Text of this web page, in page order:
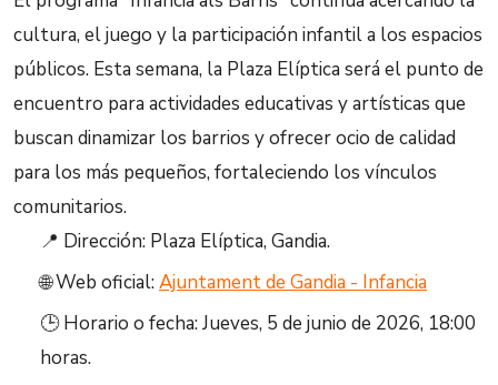
cultura, el juego y la participación infantil a los espacios
públicos. Esta semana, la Plaza Elíptica será el punto de
encuentro para actividades educativas y artísticas que
buscan dinamizar los barrios y ofrecer ocio de calidad
para los más pequeños, fortaleciendo los vínculos
comunitarios.
📍 Dirección: Plaza Elíptica, Gandia.
🌐 Web oficial:Ajuntament de Gandia - Infancia
🕒 Horario o fecha: Jueves, 5 de junio de 2026, 18:00
horas.